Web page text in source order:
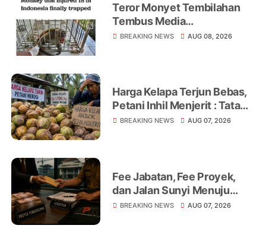
Teror Monyet Tembilahan
Tembus Media
Internasional, AFP Soroti 18
BREAKING NEWS AUG 08, 2026
Harga Kelapa Terjun Bebas,
Petani Inhil Menjerit : Tata
Niaga, Monopoli hingga
BREAKING NEWS AUG 07, 2026
Fee Jabatan, Fee Proyek,
dan Jalan Sunyi Menuju
Operasi Tangkap Tangan
BREAKING NEWS AUG 07, 2026